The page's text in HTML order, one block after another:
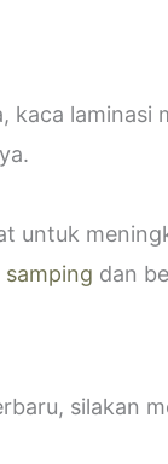
kaca laminasi
untuk
samping dan
silakan